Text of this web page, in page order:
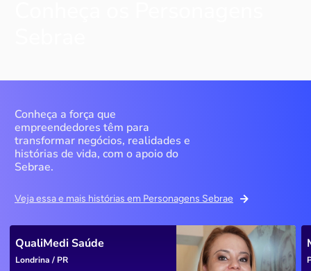
Conheça a força que
empreendedores têm para
transformar negócios, realidades e
histórias de vida, com o apoio do
Sebrae.
Veja essa e mais histórias em Personagens Sebrae
QualiMedi Saúde
Londrina / PR